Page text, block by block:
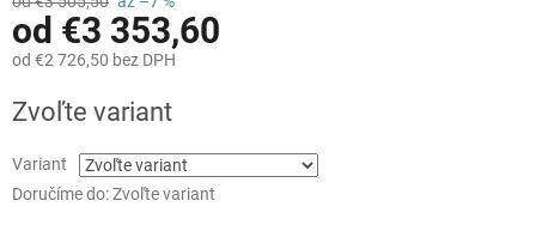
od €3 353,60
od €2 726,50 bez DPH
cena:
Zvoľte variant
Variant
Doručíme do:Zvoľte variant